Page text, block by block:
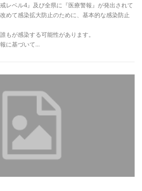
レベル4』及び全県に『医療警報』が発出されて
めて感染拡大防止のために、基本的な感染防止
もが感染する可能性があります。
に基づいて…